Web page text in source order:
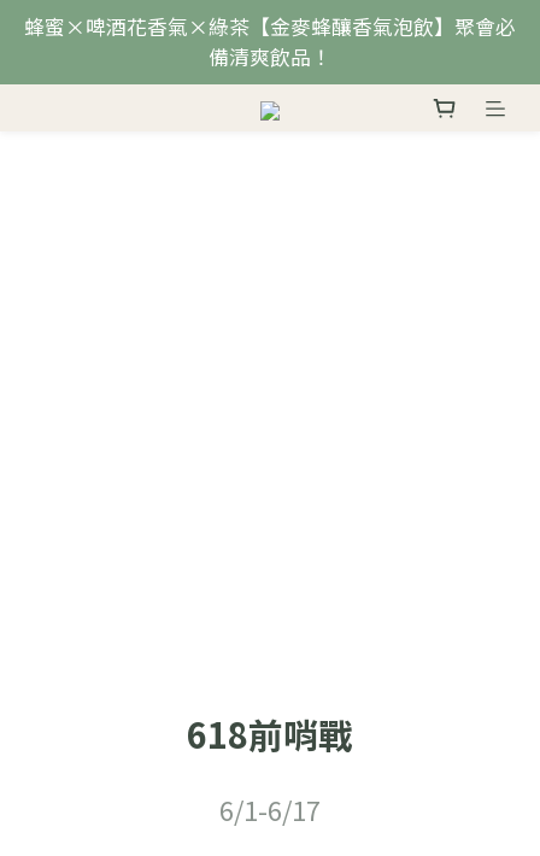
蜂蜜×啤酒花香氣×綠茶【金麥蜂釀香氣泡飲】聚會必
備清爽飲品！
618前哨戰
6/1-6/17